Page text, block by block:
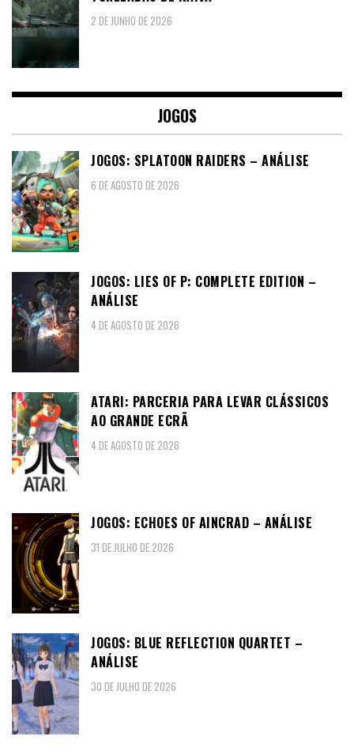
2 DE JUNHO DE 2026
JOGOS
JOGOS: SPLATOON RAIDERS – ANÁLISE
6 DE AGOSTO DE 2026
JOGOS: LIES OF P: COMPLETE EDITION –
ANÁLISE
4 DE AGOSTO DE 2026
ATARI: PARCERIA PARA LEVAR CLÁSSICOS
AO GRANDE ECRÃ
4 DE AGOSTO DE 2026
JOGOS: ECHOES OF AINCRAD – ANÁLISE
31 DE JULHO DE 2026
JOGOS: BLUE REFLECTION QUARTET –
ANÁLISE
30 DE JULHO DE 2026